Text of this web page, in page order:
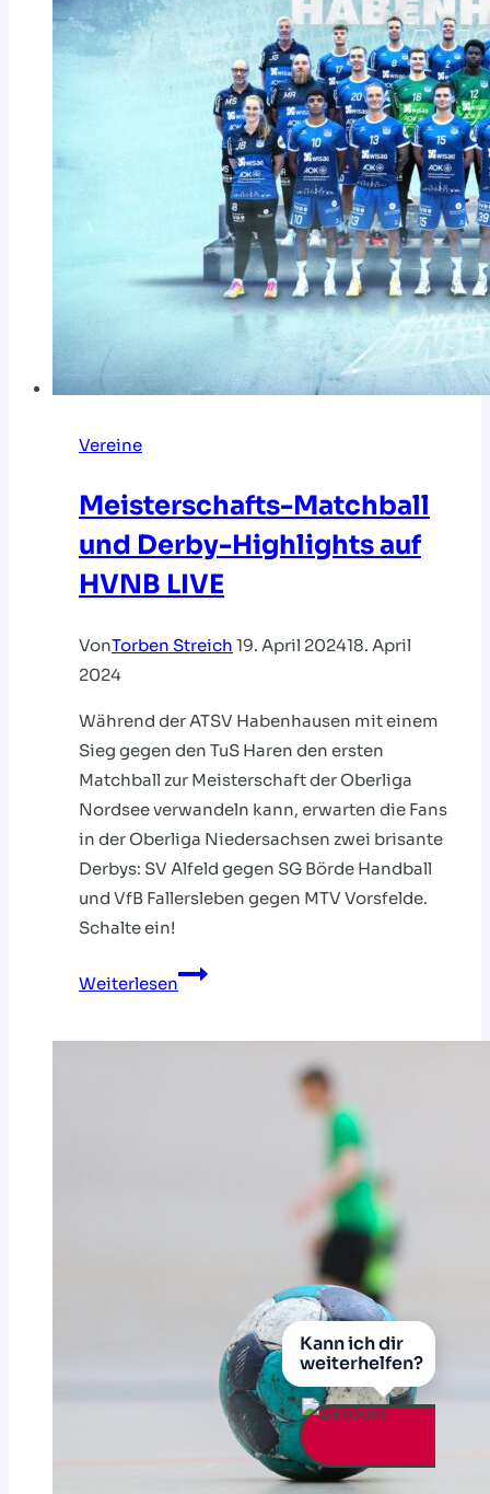
Vereine
Meisterschafts-Matchball
und Derby-Highlights auf
HVNB LIVE
VonTorben Streich 19. April 202418. April
2024
Während der ATSV Habenhausen mit einem
Sieg gegen den TuS Haren den ersten
Matchball zur Meisterschaft der Oberliga
Nordsee verwandeln kann, erwarten die Fans
in der Oberliga Niedersachsen zwei brisante
Derbys: SV Alfeld gegen SG Börde Handball
und VfB Fallersleben gegen MTV Vorsfelde.
Schalte ein!
Weiterlesen
Meisterschafts-
Kann ich dir
weiterhelfen?